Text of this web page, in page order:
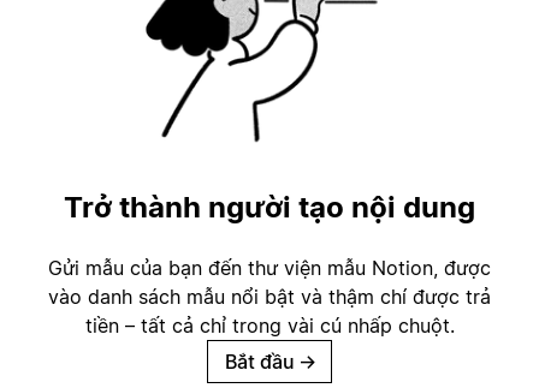
Trở thành người tạo nội dung
Gửi mẫu của bạn đến thư viện mẫu Notion, được
vào danh sách mẫu nổi bật và thậm chí được trả
tiền – tất cả chỉ trong vài cú nhấp chuột.
Bắt đầu →